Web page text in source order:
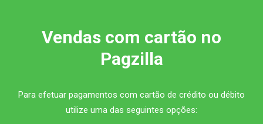
Vendas com cartão no
Pagzilla
Para efetuar pagamentos com cartão de crédito ou débito
utilize uma das seguintes opções: